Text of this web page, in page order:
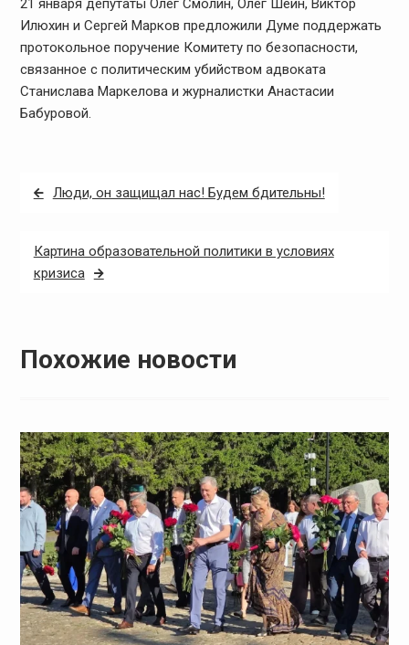
21 января депутаты Олег Смолин, Олег Шеин, Виктор
Илюхин и Сергей Марков предложили Думе поддержать
протокольное поручение Комитету по безопасности,
связанное с политическим убийством адвоката
Станислава Маркелова и журналистки Анастасии
Бабуровой.
Навигация
Люди, он защищал нас! Будем бдительны!
Картина образовательной политики в условиях
кризиса
Похожие новости